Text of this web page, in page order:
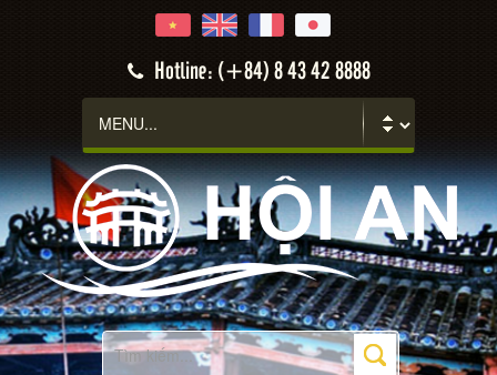
Hotline: (+84) 8 43 42 8888